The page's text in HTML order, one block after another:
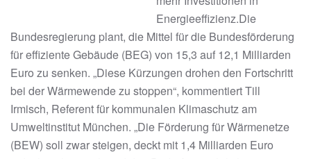
Energieeffizienz.Die
Bundesregierung plant, die Mittel für die Bundesförderung
für effiziente Gebäude (BEG) von 15,3 auf 12,1 Milliarden
Euro zu senken. „Diese Kürzungen drohen den Fortschritt
bei der Wärmewende zu stoppen“, kommentiert Till
Irmisch, Referent für kommunalen Klimaschutz am
Umweltinstitut München. „Die Förderung für Wärmenetze
(BEW) soll zwar steigen, deckt mit 1,4 Milliarden Euro